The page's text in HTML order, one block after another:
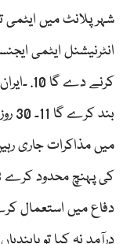
انٹرنیشنل ایٹمی
کرنے دے
بند